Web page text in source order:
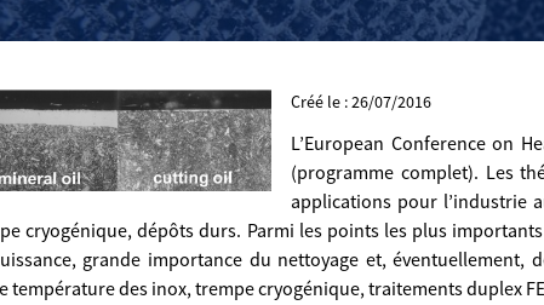
Créé le : 26/07/2016
L’European Conference on
(programme complet). Les
applications pour l’industrie
cryogénique, dépôts durs. Parmi les points les plus
grande importance du nettoyage et, éventuellement,
température des inox, trempe cryogénique, traitements duplex